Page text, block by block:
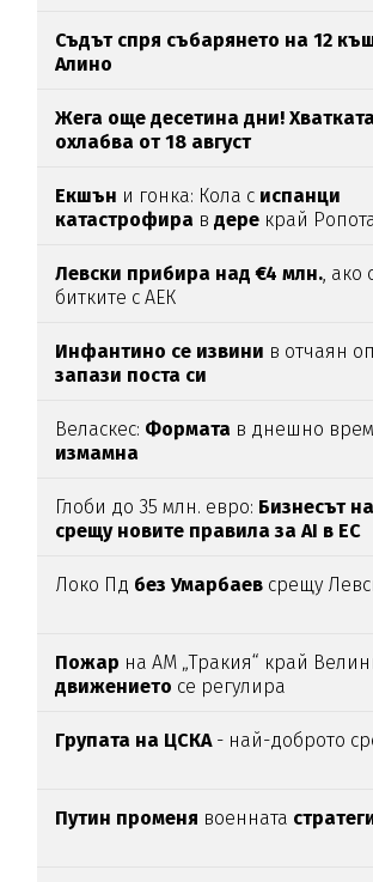
Съдът спря събарянето на 12
Алино
Жега още десетина дни!
охлабва от 18 август
Екшън и гонка: Кола с испанци
катастрофира вдере край
Левски прибира над €4 млн., ако
битките с АЕК
Инфантино се извини в отчаян
запази поста си
Веласкес: Формата в днешно
измамна
Глоби до 35 млн. евро: Бизнесът
срещу новите правила за AI в ЕС
Локо Пд без Умарбаев срещу
Пожар на АМ „Тракия“ край
движението се регулира
Групата на ЦСКА- най-доброто
Путин променя военната